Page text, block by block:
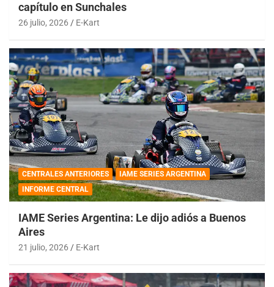
capítulo en Sunchales
26 julio, 2026 E-Kart
CENTRALES ANTERIORES
IAME SERIES ARGENTINA
INFORME CENTRAL
IAME Series Argentina: Le dijo adiós a Buenos
Aires
21 julio, 2026 E-Kart